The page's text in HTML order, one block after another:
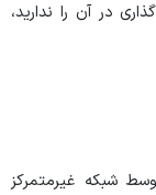
در آن را ندارید،
شبکه غیرمتمرکز